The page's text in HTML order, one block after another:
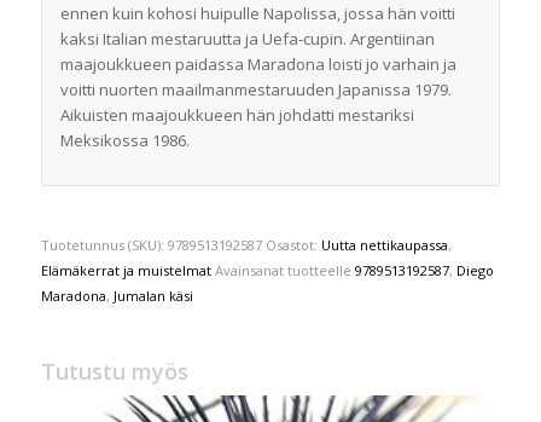
ennen kuin kohosi huipulle Napolissa, jossa hän voitti
kaksi Italian mestaruutta ja Uefa-cupin. Argentiinan
maajoukkueen paidassa Maradona loisti jo varhain ja
voitti nuorten maailmanmestaruuden Japanissa 1979.
Aikuisten maajoukkueen hän johdatti mestariksi
Meksikossa 1986.
Tuotetunnus (SKU): 9789513192587 Osastot: Uutta nettikaupassa,
Elämäkerrat ja muistelmat Avainsanat tuotteelle 9789513192587, Diego
Maradona, Jumalan käsi
Tutustu myös